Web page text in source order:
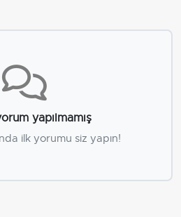
yapılmamış
ilk yorumu siz yapın!